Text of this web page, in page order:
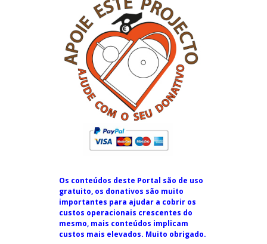
Os conteúdos deste Portal são de uso
gratuito, os donativos são muito
importantes para ajudar a cobrir os
custos operacionais crescentes do
mesmo, mais conteúdos implicam
custos mais elevados. Muito obrigado.